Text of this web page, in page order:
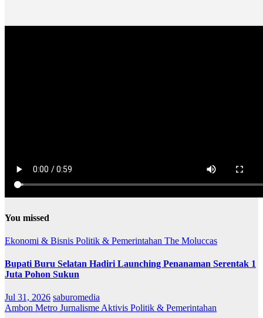
You missed
Ekonomi & Bisnis Politik & Pemerintahan The Moluccas
Bupati Buru Selatan Hadiri Launching Penanaman Serentak 1
Juta Pohon Sukun
Jul 31, 2026 saburomedia
Ambon Metro Jurnalisme Aktivis Politik & Pemerintahan